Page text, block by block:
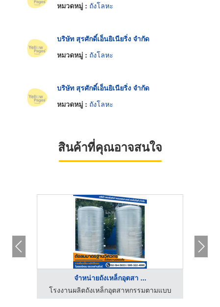
หมวดหมู่ : ถังโลหะ
บริษัท สุรศักดิ์เอ็นยิเนียริ่ง จำกัด
หมวดหมู่ : ถังโลหะ
บริษัท สุรศักดิ์เอ็นยิเนียริ่ง จำกัด
หมวดหมู่ : ถังโลหะ
สินค้าที่คุณอาจสนใจ
จำหน่ายถังเหล็กอุตสา ...
โรงงานผลิตถังเหล็กอุตสาหกรรมตามแบบ